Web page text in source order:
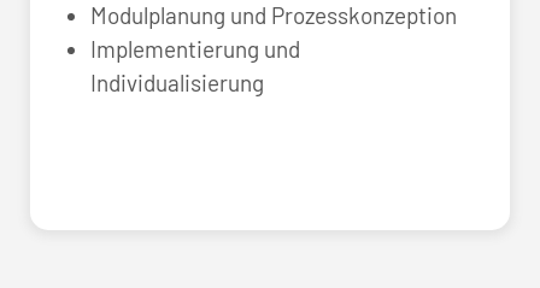
Modulplanung und Prozesskonzeption
Implementierung und
Individualisierung